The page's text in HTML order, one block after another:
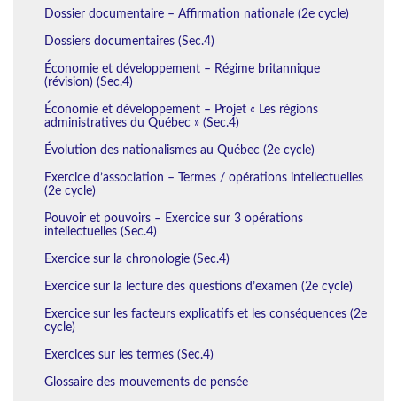
Dossier documentaire – Affirmation nationale (2e cycle)
Dossiers documentaires (Sec.4)
Économie et développement – Régime britannique
(révision) (Sec.4)
Économie et développement – Projet « Les régions
administratives du Québec » (Sec.4)
Évolution des nationalismes au Québec (2e cycle)
Exercice d’association – Termes / opérations intellectuelles
(2e cycle)
Pouvoir et pouvoirs – Exercice sur 3 opérations
intellectuelles (Sec.4)
Exercice sur la chronologie (Sec.4)
Exercice sur la lecture des questions d’examen (2e cycle)
Exercice sur les facteurs explicatifs et les conséquences (2e
cycle)
Exercices sur les termes (Sec.4)
Glossaire des mouvements de pensée